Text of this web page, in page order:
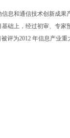
和通信技术创新成果
础上，经过初审、专
评为2012 年信息产业